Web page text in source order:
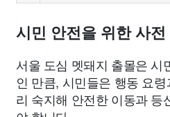
시민 안전을 위한 사
서울 도심 멧돼지 출몰은 시
인 만큼, 시민들은 행동 요
리 숙지해 안전한 이동과 등